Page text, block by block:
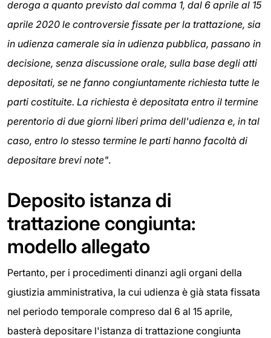
deroga a quanto previsto dal comma 1, dal 6 aprile al 15
aprile 2020 le controversie fissate per la trattazione, sia
in udienza camerale sia in udienza pubblica, passano in
decisione, senza discussione orale, sulla base degli atti
depositati, se ne fanno congiuntamente richiesta tutte le
parti costituite. La richiesta è depositata entro il termine
perentorio di due giorni liberi prima dell'udienza e, in tal
caso, entro lo stesso termine le parti hanno facoltà di
depositare brevi note".
Deposito istanza di
trattazione congiunta:
modello allegato
Pertanto, per i procedimenti dinanzi agli organi della
giustizia amministrativa, la cui udienza è già stata fissata
nel periodo temporale compreso dal 6 al 15 aprile,
basterà depositare l'istanza di trattazione congiunta